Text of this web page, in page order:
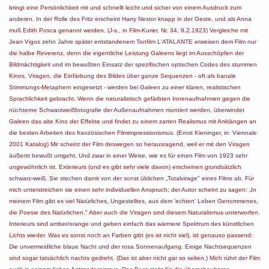
bringt eine Persönlichkeit mit und schnellt leicht und sicher von einem Ausdruck zum
anderen. In der Rolle des Fritz erscheint Harry Nestor knapp in der Geste, und als Anna
muß Edith Posca genannt werden. (J-s., in Film-Kurier, Nr. 34, 9.2.1923) Vergleiche mit
Jean Vigos zehn Jahre später entstandenem Tonfilm L'ATALANTE erweisen dem Film nur
die halbe Reverenz, denn die eigentliche Leistung Galeens liegt im Ausschöpfen der
Bildmächtigkeit und im bewußten Einsatz der spezifischen optischen Codes des stummen
Kinos. Viragen, die Einfärbung des Bildes über ganze Sequenzen - oft als banale
Stimmungs-Metaphern eingesetzt - werden bei Galeen zu einer klaren, realistischen
Sprachlichkeit gebracht. Wenn die naturalistisch gefärbten Innenaufnahmen gegen die
nüchterne Schwarzweißfotografie der Außenaufnahmen montiert werden, überwindet
Galeen das alte Kino der Effekte und findet zu einem zarten Realismus mit Anklängen an
die besten Arbeiten des französischen Filmimpressionismus. (Ernst Kieninger, in: Viennale
2001 Katalog) Mir scheint der Film deswegen so herausragend, weil er mit den Viragen
äußerst bewußt umgeht. Und zwar in einer Weise, wie es für einen Film von 1923 sehr
ungewöhnlich ist. Exterieurs (und es gibt sehr viele davon) erscheinen grundsätzlich
schwarz-weiß. Sie stechen damit von der sonst üblichen „Totalvirage" eines Films ab. Für
mich unterstreichen sie einen sehr individuellen Anspruch; der Autor scheint zu sagen: „In
meinem Film gibt es viel Natürliches, Ungestelltes, aus dem 'echten' Leben Genommenes,
die Poesie des Natürlichen." Aber auch die Viragen sind diesem Naturalismus unterworfen.
Interieurs sind amber/orange und geben einfach das wärmere Spektrum des künstlichen
Lichts wieder. Was es sonst noch an Farben gibt (es ist nicht viel), ist genauso passend:
Die unvermeidliche blaue Nacht und der rosa Sonnenaufgang. Einige Nachtsequenzen
sind sogar tatsächlich nachts gedreht. (Das ist aber nicht gar so selten.) Mich rührt der Film